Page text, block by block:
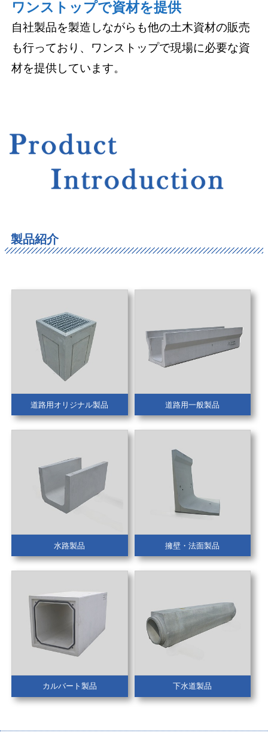
ワンストップで資材を提供
自社製品を製造しながらも他の土木資材の販売
も行っており、ワンストップで現場に必要な資
材を提供しています。
製品紹介
道路用オリジナル製品 道路用一般製品
水路製品 擁壁・法面製品
カルバート製品 下水道製品